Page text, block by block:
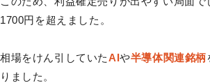
1700円を超えました。
相場をけん引していたAIや半導体関連銘柄
りました。